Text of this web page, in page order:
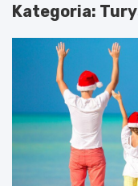
Kategoria: